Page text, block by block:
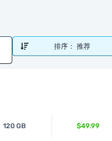
排序： 推荐
120 GB $49.99